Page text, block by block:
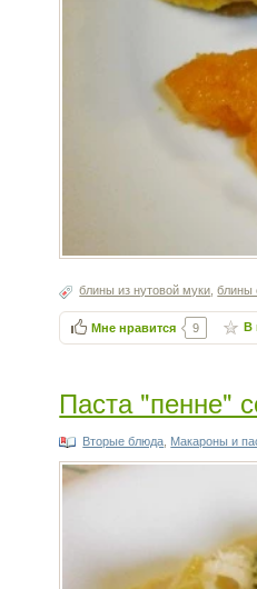
блины из нутовой муки ,блины
Мне нравится 9 В
Паста "пенне"
Вторые блюда Макароны и